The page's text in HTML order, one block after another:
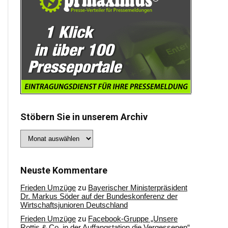
Stöbern Sie in unserem Archiv
Sie
Archiv
Neuste Kommentare
Frieden Umzüge zu Bayerischer Ministerpräsident
Dr. Markus Söder auf der Bundeskonferenz der
Wirtschaftsjunioren Deutschland
Frieden Umzüge zu Facebook-Gruppe „Unsere